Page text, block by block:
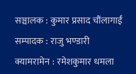
सञ्चालक : कुमार प्रसाद चौंलागाईं
सम्पादक : राजु भण्डारी
क्यामरामेन : रमेशकुमार धमला